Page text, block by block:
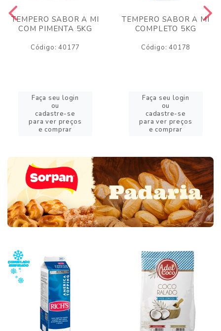
TEMPERO SABOR A MI
COM PIMENTA 5KG
Código: 40177
Faça seu login
ou
cadastre-se
para ver preços
e comprar
TEMPERO SABOR A MI
COMPLETO 5KG
Código: 40178
Faça seu login
ou
cadastre-se
para ver preços
e comprar